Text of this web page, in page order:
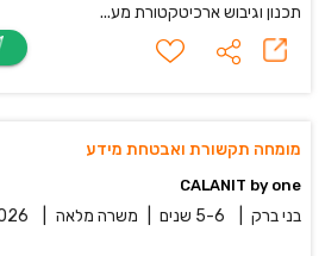
תכנון וגיבוש ארכיטקטורת מע...
מומחה תקשורת ואבטחת מידע
CALANIT by one
בני ברק 5-6 שנים משרה מלאה